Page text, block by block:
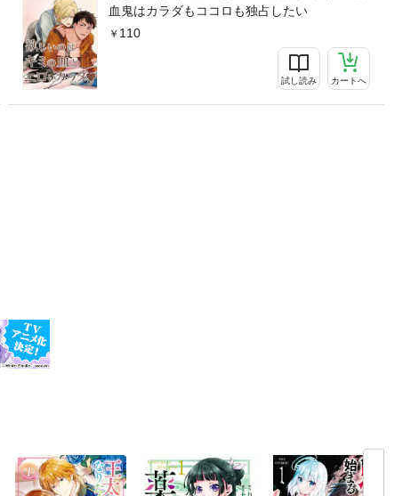
血鬼はカラダもココロも独占したい
110
試し読み カートへ